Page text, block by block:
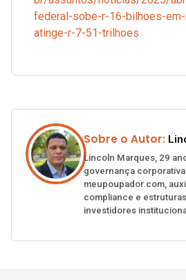
federal-sobe-r-16-bilhoes-
atinge-r-7-51-trilhoes
Sobre o Autor:
Lincoln Marques, 29
governança
meupoupador.com,
compliance e
investidores